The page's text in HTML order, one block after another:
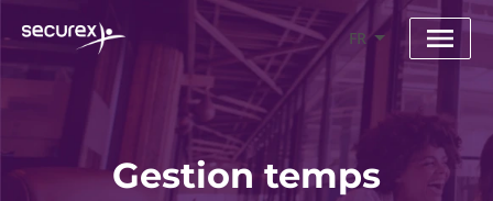
FR
Gestion temps